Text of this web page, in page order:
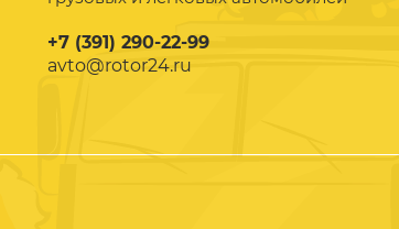
+7 (391) 290-22-99
avto@rotor24.ru